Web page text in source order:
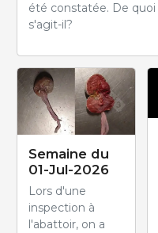
été constatée. De quoi
s'agit-il?
Semaine du
01-Jul-2026
Lors d'une
inspection à
l'abattoir, on a